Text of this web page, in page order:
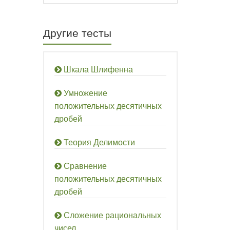
Другие тесты
Шкала Шлифенна
Умножение
положительных десятичных
дробей
Теория Делимости
Сравнение
положительных десятичных
дробей
Сложение рациональных